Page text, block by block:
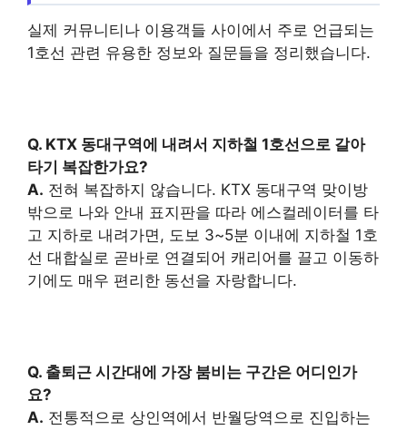
실제 커뮤니티나 이용객들 사이에서 주로 언급되는
1호선 관련 유용한 정보와 질문들을 정리했습니다.
Q. KTX 동대구역에 내려서 지하철 1호선으로 갈아
타기 복잡한가요?
A. 전혀 복잡하지 않습니다. KTX 동대구역 맞이방
밖으로 나와 안내 표지판을 따라 에스컬레이터를 타
고 지하로 내려가면, 도보 3~5분 이내에 지하철 1호
선 대합실로 곧바로 연결되어 캐리어를 끌고 이동하
기에도 매우 편리한 동선을 자랑합니다.
Q. 출퇴근 시간대에 가장 붐비는 구간은 어디인가
요?
A. 전통적으로 상인역에서 반월당역으로 진입하는